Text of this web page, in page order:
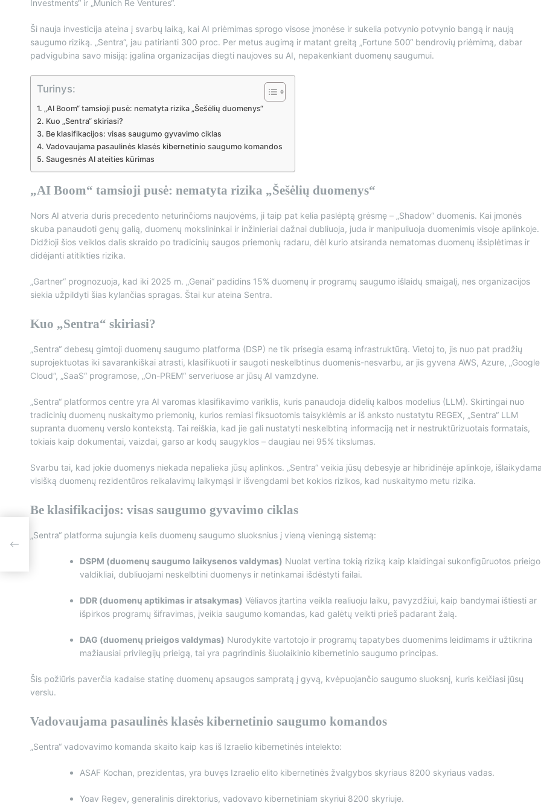
Investments“ ir „Munich Re Ventures“.
Ši nauja investicija ateina į svarbų laiką, kai AI priėmimas sprogo visose įmonėse ir sukelia potvynio potvynio bangą ir naują
saugumo riziką. „Sentra“, jau patirianti 300 proc. Per metus augimą ir matant greitą „Fortune 500“ bendrovių priėmimą, dabar
padvigubina savo misiją: įgalina organizacijas diegti naujoves su AI, nepakenkiant duomenų saugumui.
Turinys:
„AI Boom“ tamsioji pusė: nematyta rizika „Šešėlių duomenys“
Kuo „Sentra“ skiriasi?
Be klasifikacijos: visas saugumo gyvavimo ciklas
Vadovaujama pasaulinės klasės kibernetinio saugumo komandos
Saugesnės AI ateities kūrimas
„AI Boom“ tamsioji pusė: nematyta rizika „Šešėlių duomenys“
Nors AI atveria duris precedento neturinčioms naujovėms, ji taip pat kelia paslėptą grėsmę – „Shadow“ duomenis. Kai įmonės
skuba panaudoti genų galią, duomenų mokslininkai ir inžinieriai dažnai dubliuoja, juda ir manipuliuoja duomenimis visoje aplinkoje.
Didžioji šios veiklos dalis skraido po tradicinių saugos priemonių radaru, dėl kurio atsiranda nematomas duomenų išsiplėtimas ir
didėjanti atitikties rizika.
„Gartner“ prognozuoja, kad iki 2025 m. „Genai“ padidins 15% duomenų ir programų saugumo išlaidų smaigalį, nes organizacijos
siekia užpildyti šias kylančias spragas. Štai kur ateina Sentra.
Kuo „Sentra“ skiriasi?
„Sentra“ debesų gimtoji duomenų saugumo platforma (DSP) ne tik prisegia esamą infrastruktūrą. Vietoj to, jis nuo pat pradžių
suprojektuotas iki savarankiškai atrasti, klasifikuoti ir saugoti neskelbtinus duomenis-nesvarbu, ar jis gyvena AWS, Azure, „Google
Cloud“, „SaaS“ programose, „On-PREM“ serveriuose ar jūsų AI vamzdyne.
„Sentra“ platformos centre yra AI varomas klasifikavimo variklis, kuris panaudoja didelių kalbos modelius (LLM). Skirtingai nuo
tradicinių duomenų nuskaitymo priemonių, kurios remiasi fiksuotomis taisyklėmis ar iš anksto nustatytu REGEX, „Sentra“ LLM
supranta duomenų verslo kontekstą. Tai reiškia, kad jie gali nustatyti neskelbtiną informaciją net ir nestruktūrizuotais formatais,
tokiais kaip dokumentai, vaizdai, garso ar kodų saugyklos – daugiau nei 95% tikslumas.
Svarbu tai, kad jokie duomenys niekada nepalieka jūsų aplinkos. „Sentra“ veikia jūsų debesyje ar hibridinėje aplinkoje, išlaikydama
visišką duomenų rezidentūros reikalavimų laikymąsi ir išvengdami bet kokios rizikos, kad nuskaitymo metu rizika.
Be klasifikacijos: visas saugumo gyvavimo ciklas
„Sentra“ platforma sujungia kelis duomenų saugumo sluoksnius į vieną vieningą sistemą:
DSPM (duomenų saugumo laikysenos valdymas) Nuolat vertina tokią riziką kaip klaidingai sukonfigūruotos
valdikliai, dubliuojami neskelbtini duomenys ir netinkamai išdėstyti failai.
DDR (duomenų aptikimas ir atsakymas) Vėliavos įtartina veikla realiuoju laiku, pavyzdžiui, kaip bandymai ištiesti ar
išpirkos programų šifravimas, įveikia saugumo komandas, kad galėtų veikti prieš padarant žalą.
DAG (duomenų prieigos valdymas) Nurodykite vartotojo ir programų tapatybes duomenims leidimams ir užtikrina
mažiausiai privilegijų prieigą, tai yra pagrindinis šiuolaikinio kibernetinio saugumo principas.
Šis požiūris paverčia kadaise statinę duomenų apsaugos sampratą į gyvą, kvėpuojančio saugumo sluoksnį, kuris keičiasi jūsų
verslu.
Vadovaujama pasaulinės klasės kibernetinio saugumo komandos
„Sentra“ vadovavimo komanda skaito kaip kas iš Izraelio kibernetinės intelekto:
ASAF Kochan, prezidentas, yra buvęs Izraelio elito kibernetinės žvalgybos skyriaus 8200 skyriaus vadas.
Yoav Regev, generalinis direktorius, vadovavo kibernetiniam skyriui 8200 skyriuje.